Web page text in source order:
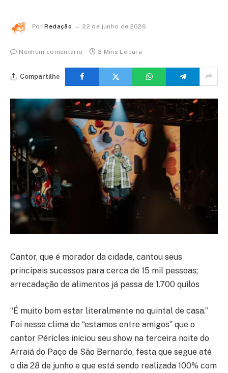
Por Redação 22 de junho de 2026
Nenhum comentário 3 Mins Leitura
Compartilhe
Cantor, que é morador da cidade, cantou seus
principais sucessos para cerca de 15 mil pessoas;
arrecadação de alimentos já passa de 1.700 quilos
“É muito bom estar literalmente no quintal de casa.”
Foi nesse clima de “estamos entre amigos” que o
cantor Péricles iniciou seu show na terceira noite do
Arraiá do Paço de São Bernardo, festa que segue até
o dia 28 de junho e que está sendo realizada 100% com